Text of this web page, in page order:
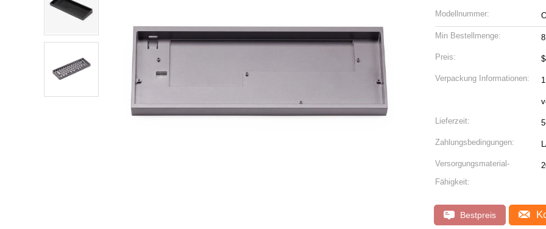
Modellnummer:
Min Bestellmenge:
Preis:
Verpackung Informationen:
Lieferzeit:
Zahlungsbedingungen:
Versorgungsmaterial-
Fähigkeit:
Bestpreis